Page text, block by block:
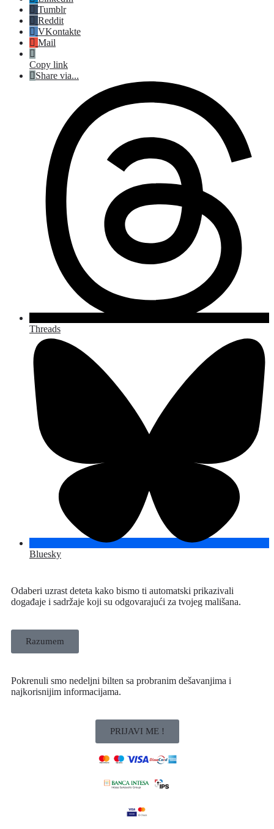
Tumblr
Reddit
VKontakte
Mail
Copy link
Share via...
Threads
Bluesky
Odaberi uzrast deteta kako bismo ti automatski prikazivali
događaje i sadržaje koji su odgovarajući za tvojeg mališana.
Razumem
Pokrenuli smo nedeljni bilten sa probranim dešavanjima i
najkorisnijim informacijama.
PRIJAVI ME !